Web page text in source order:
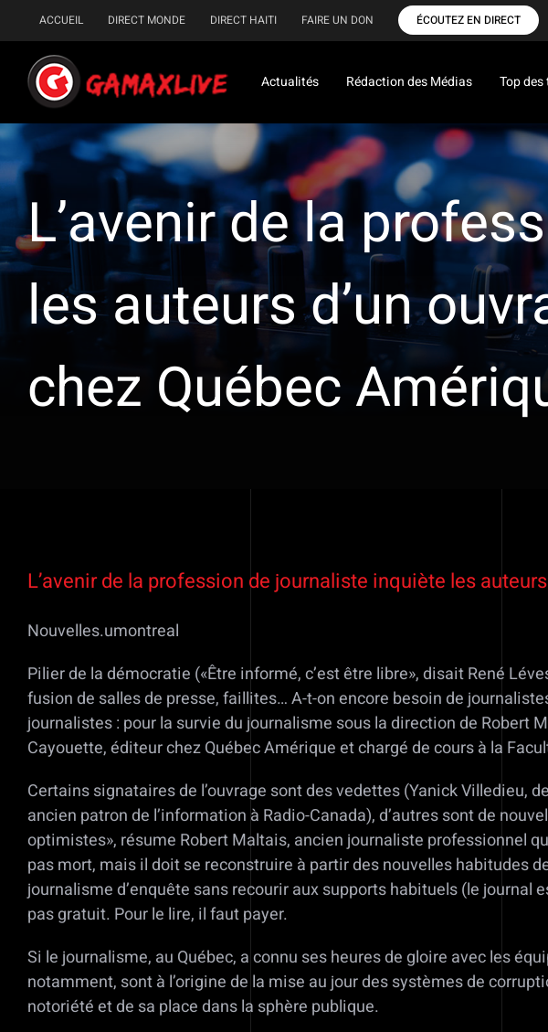
Passer
au
contenu
ACCUEIL DIRECT MONDE DIRECT HAITI FAIRE UN DON ÉCOUTEZ EN DIRECT
Actualités Rédaction des Médias Top
L’avenir de la
les auteurs d’un
chez Québec
l'image
L’avenir de la profession de journaliste inquiète les
Nouvelles.umontreal
Pilier de la démocratie («Être informé, c’est être libre», disait René
fusion de salles de presse, faillites… A-t-on encore besoin de
journalistes : pour la survie du journalisme sous la direction de Robert
Cayouette, éditeur chez Québec Amérique et chargé de cours à la
Certains signataires de l’ouvrage sont des vedettes (Yanick Villedieu,
ancien patron de l’information à Radio-Canada), d’autres sont de
optimistes», résume Robert Maltais, ancien journaliste professionnel
pas mort, mais il doit se reconstruire à partir des nouvelles habitudes
journalisme d’enquête sans recourir aux supports habituels (le
pas gratuit. Pour le lire, il faut payer.
Si le journalisme, au Québec, a connu ses heures de gloire avec les
notamment, sont à l’origine de la mise au jour des systèmes de
notoriété et de sa place dans la sphère publique.